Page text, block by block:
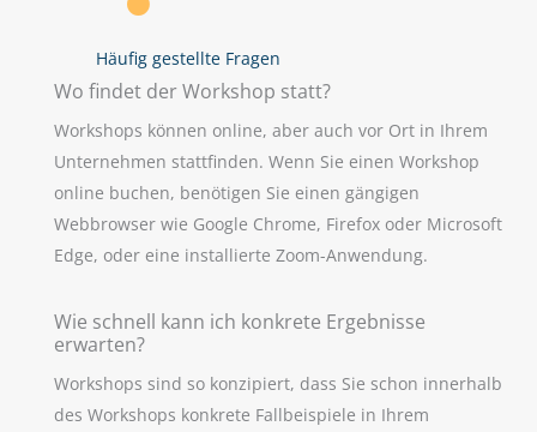
Häufig gestellte Fragen
Wo findet der Workshop statt?
Workshops können online, aber auch vor Ort in Ihrem
Unternehmen stattfinden. Wenn Sie einen Workshop
online buchen, benötigen Sie einen gängigen
Webbrowser wie Google Chrome, Firefox oder Microsoft
Edge, oder eine installierte Zoom-Anwendung.
Wie schnell kann ich konkrete Ergebnisse
erwarten?
Workshops sind so konzipiert, dass Sie schon innerhalb
des Workshops konkrete Fallbeispiele in Ihrem